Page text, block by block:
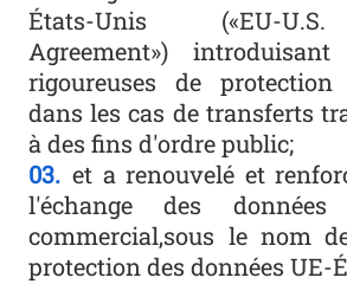
États-Unis («EU-
Agreement»)
rigoureuses de protection
dans les cas de transferts
à des fins d'ordre public;
et a renouvelé et
l'échange des
commercial,sous le nom
protection des données UE-